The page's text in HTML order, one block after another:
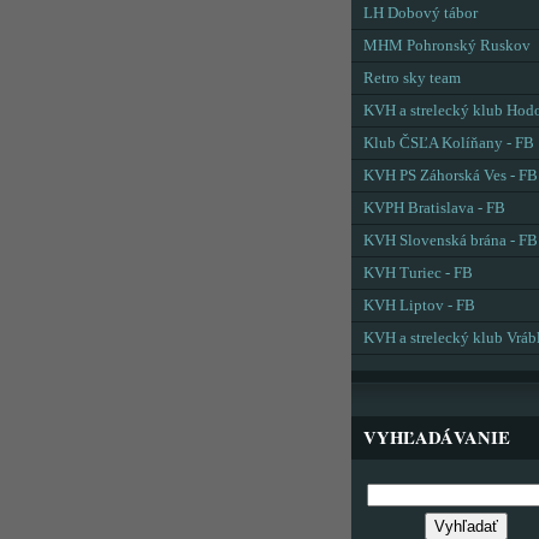
LH Dobový tábor
MHM Pohronský Ruskov
Retro sky team
KVH a strelecký klub
Klub ČSĽA Kolíňany - FB
KVH PS Záhorská Ves - FB
KVPH Bratislava - FB
KVH Slovenská brána - FB
KVH Turiec - FB
KVH Liptov - FB
KVH a strelecký klub
VYHĽADÁVANIE